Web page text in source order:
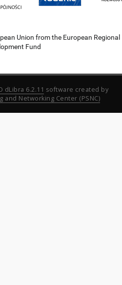
Union from the European Regional
Fund
dLibra 6.2.11 software created by
and Networking Center (PSNC)